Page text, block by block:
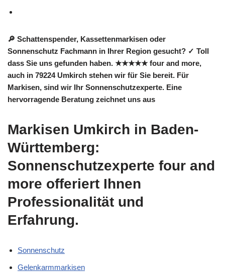
🔎 Schattenspender, Kassettenmarkisen oder
Sonnenschutz Fachmann in Ihrer Region gesucht? ✓ Toll
dass Sie uns gefunden haben. ★★★★★ four and more,
auch in 79224 Umkirch stehen wir für Sie bereit. Für
Markisen, sind wir Ihr Sonnenschutzexperte. Eine
hervorragende Beratung zeichnet uns aus
Markisen Umkirch in Baden-
Württemberg:
Sonnenschutzexperte four and
more offeriert Ihnen
Professionalität und
Erfahrung.
Sonnenschutz
Gelenkarmmarkisen